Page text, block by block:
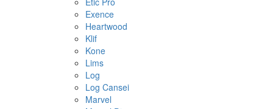
Exence
Heartwood
Klif
Kone
Lims
Log
Log Cansei
Marvel